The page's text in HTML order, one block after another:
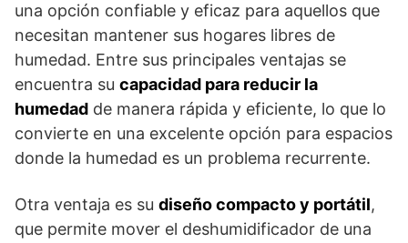
una opción confiable y eficaz para aquellos que
necesitan mantener sus hogares libres de
humedad. Entre sus principales ventajas se
encuentra su capacidad para reducir la
humedad de manera rápida y eficiente, lo que lo
convierte en una excelente opción para espacios
donde la humedad es un problema recurrente.
Otra ventaja es su diseño compacto y portátil,
que permite mover el deshumidificador de una